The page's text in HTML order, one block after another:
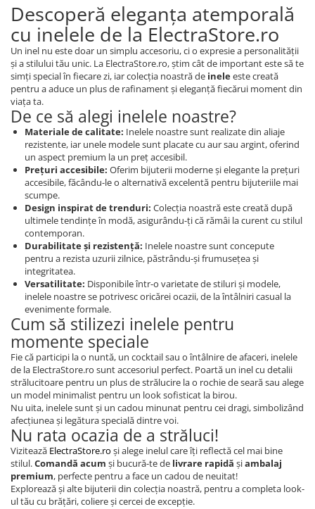
Descoperă eleganța atemporală
cu inelele de la ElectraStore.ro
Un inel nu este doar un simplu accesoriu, ci o expresie a personalității
și a stilului tău unic. La ElectraStore.ro, știm cât de important este să te
simți special în fiecare zi, iar colecția noastră de ineleeste creată
pentru a aduce un plus de rafinament și eleganță fiecărui moment din
viața ta.
De ce să alegi inelele noastre?
Materiale de calitate: Inelele noastre sunt realizate din aliaje
rezistente, iar unele modele sunt placate cu aur sau argint, oferind
un aspect premium la un preț accesibil.
Prețuri accesibile: Oferim bijuterii moderne și elegante la prețuri
accesibile, făcându-le o alternativă excelentă pentru bijuteriile mai
scumpe.
Design inspirat de trenduri: Colecția noastră este creată după
ultimele tendințe în modă, asigurându-ți că rămâi la curent cu stilul
contemporan.
Durabilitate și rezistență: Inelele noastre sunt concepute
pentru a rezista uzurii zilnice, păstrându-și frumusețea și
integritatea.
Versatilitate: Disponibile într-o varietate de stiluri și modele,
inelele noastre se potrivesc oricărei ocazii, de la întâlniri casual la
evenimente formale.
Cum să stilizezi inelele pentru
momente speciale
Fie că participi la o nuntă, un cocktail sau o întâlnire de afaceri, inelele
de la ElectraStore.ro sunt accesoriul perfect. Poartă un inel cu detalii
strălucitoare pentru un plus de strălucire la o rochie de seară sau alege
un model minimalist pentru un look sofisticat la birou.
Nu uita, inelele sunt și un cadou minunat pentru cei dragi, simbolizând
afecțiunea și legătura specială dintre voi.
Nu rata ocazia de a străluci!
Vizitează ElectraStore.ro și alege inelul care îți reflectă cel mai bine
stilul.Comandă acum și bucură-te de livrare rapidă șiambalaj
premium, perfecte pentru a face un cadou de neuitat!
Explorează și alte bijuterii din colecția noastră, pentru a completa look-
ul tău cu brățări, coliere și cercei de excepție.